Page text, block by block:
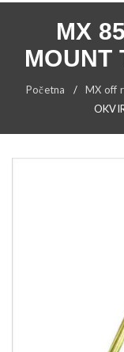
MX
MOUNT
Početna / MX off